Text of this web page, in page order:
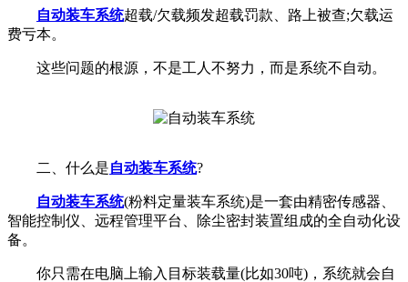
自动装车系统超载/欠载频发超载罚款、路上被查;欠载运
费亏本。
这些问题的根源，不是工人不努力，而是系统不自动。
二、什么是自动装车系统?
自动装车系统(粉料定量装车系统)是一套由精密传感器、
智能控制仪、远程管理平台、除尘密封装置组成的全自动化设
备。
你只需在电脑上输入目标装载量(比如30吨)，系统就会自